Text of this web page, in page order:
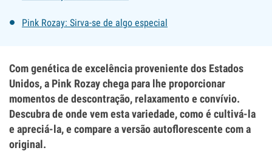
Pink Rozay: Sirva-se de algo especial
Com genética de excelência proveniente dos Estados
Unidos, a Pink Rozay chega para lhe proporcionar
momentos de descontração, relaxamento e convívio.
Descubra de onde vem esta variedade, como é cultivá-la
e apreciá-la, e compare a versão autoflorescente com a
original.